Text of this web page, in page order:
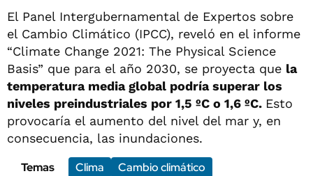
El Panel Intergubernamental de Expertos sobre
el Cambio Climático (IPCC), reveló en el informe
“Climate Change 2021: The Physical Science
Basis” que para el año 2030, se proyecta que la
temperatura media global podría superar los
niveles preindustriales por 1,5 ºC o 1,6 ºC. Esto
provocaría el aumento del nivel del mar y, en
consecuencia, las inundaciones.
Temas
Clima Cambio climático